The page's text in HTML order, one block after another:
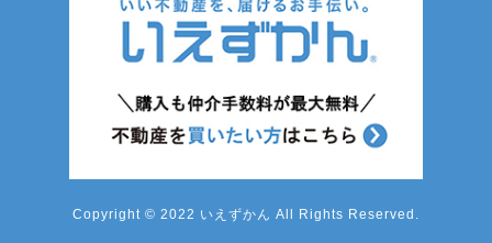
Copyright © 2022 いえずかん All Rights Reserved.